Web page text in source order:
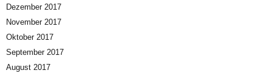
Dezember 2017
November 2017
Oktober 2017
September 2017
August 2017